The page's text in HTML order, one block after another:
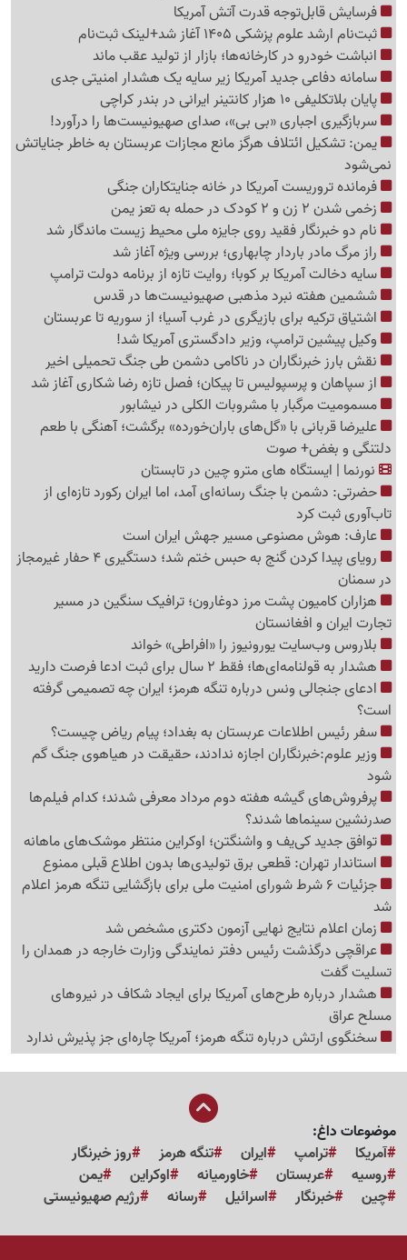
فرسایش قابل‌توجه قدرت آتش آمریکا
ثبت‌نام ارشد علوم پزشکی 1405 آغاز شد+لینک ثبت‌نام
انباشت خودرو در کارخانه‌ها؛ بازار از تولید عقب ماند
سامانه دفاعی جدید آمریکا زیر سایه یک هشدار امنیتی جدی
پایان بلاتکلیفی 10 هزار کانتینر ایرانی در بندر کراچی
سربازگیری اجباری «بی بی»، صدای صهیونیست‌ها را درآورد!
یمن: تشکیل ائتلاف هرگز مانع مجازات عربستان به خاطر جنایاتش
نمی‌شود
فرمانده تروریست آمریکا در خانه جنایتکاران جنگی
زخمی شدن 2 زن و 2 کودک در حمله به تعز یمن
نام دو خبرنگار فقید روی جایزه ملی محیط زیست ماندگار شد
راز مرگ مادر باردار چابهاری؛ بررسی ویژه آغاز شد
سایه دخالت آمریکا بر کوبا؛ روایت تازه از برنامه دولت ترامپ
ششمین هفته نبرد مذهبی صهیونیست‌ها در قدس
اشتیاق ترکیه برای بازیگری در غرب آسیا؛ از سوریه تا عربستان
وکیل پیشین ترامپ، وزیر دادگستری آمریکا شد!
نقش بارز خبرنگاران در ناکامی دشمن طی جنگ تحمیلی اخیر
از سپاهان و پرسپولیس تا پیکان؛ فصل تازه رضا شکاری آغاز شد
مسمومیت مرگبار با مشروبات الکلی در نیشابور
علیرضا قربانی با «گل‌های باران‌خورده» برگشت؛ آهنگی با طعم
دلتنگی و بغض+ صوت
نورنما | ایستگاه های مترو چین در تابستان
حضرتی: دشمن با جنگ رسانه‌ای آمد، اما ایران رکورد تازه‌ای از
تاب‌آوری ثبت کرد
عارف: هوش مصنوعی مسیر جهش ایران است
رویای پیدا کردن گنج به حبس ختم شد؛ دستگیری 4 حفار غیرمجاز
در سمنان
هزاران کامیون پشت مرز دوغارون؛ ترافیک سنگین در مسیر
تجارت ایران و افغانستان
بلاروس وب‌سایت یورونیوز را «افراطی» خواند
هشدار به قولنامه‌ای‌ها؛ فقط 2 سال برای ثبت ادعا فرصت دارید
ادعای جنجالی ونس درباره تنگه هرمز؛ ایران چه تصمیمی گرفته
است؟
سفر رئیس اطلاعات عربستان به بغداد؛ پیام ریاض چیست؟
وزیر علوم:خبرنگاران اجازه ندادند، حقیقت در هیاهوی جنگ گم
شود
پرفروش‌های گیشه هفته دوم مرداد معرفی شدند؛ کدام فیلم‌ها
صدرنشین سینماها شدند؟
توافق جدید کی‌یف و واشنگتن؛ اوکراین منتظر موشک‌های ماهانه
استاندار تهران: قطعی برق تولیدی‌ها بدون اطلاع قبلی ممنوع
جزئیات 6 شرط شورای امنیت ملی برای بازگشایی تنگه هرمز اعلام
شد
زمان اعلام نتایج نهایی آزمون دکتری مشخص شد
عراقچی درگذشت رئیس دفتر نمایندگی وزارت خارجه در همدان را
تسلیت گفت
هشدار درباره طرح‌های آمریکا برای ایجاد شکاف در نیروهای
مسلح عراق
سخنگوی ارتش درباره تنگه هرمز؛ آمریکا چاره‌ای جز پذیرش ندارد
موضوعات داغ:
آمریکا
ترامپ ایران تنگه هرمز
روز خبرنگار
روسیه
عربستان خاورمیانه اوکراین
یمن
چین
خبرنگار اسرائیل رسانه رژیم صهیونیستی